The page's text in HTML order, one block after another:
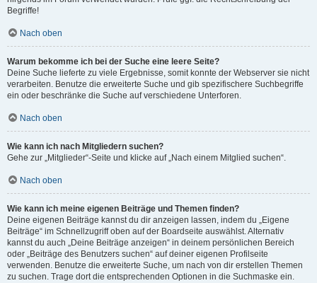
Begriffe!
Nach oben
Warum bekomme ich bei der Suche eine leere Seite?
Deine Suche lieferte zu viele Ergebnisse, somit konnte der Webserver sie nicht
verarbeiten. Benutze die erweiterte Suche und gib spezifischere Suchbegriffe
ein oder beschränke die Suche auf verschiedene Unterforen.
Nach oben
Wie kann ich nach Mitgliedern suchen?
Gehe zur „Mitglieder“-Seite und klicke auf „Nach einem Mitglied suchen“.
Nach oben
Wie kann ich meine eigenen Beiträge und Themen finden?
Deine eigenen Beiträge kannst du dir anzeigen lassen, indem du „Eigene
Beiträge“ im Schnellzugriff oben auf der Boardseite auswählst. Alternativ
kannst du auch „Deine Beiträge anzeigen“ in deinem persönlichen Bereich
oder „Beiträge des Benutzers suchen“ auf deiner eigenen Profilseite
verwenden. Benutze die erweiterte Suche, um nach von dir erstellen Themen
zu suchen. Trage dort die entsprechenden Optionen in die Suchmaske ein.